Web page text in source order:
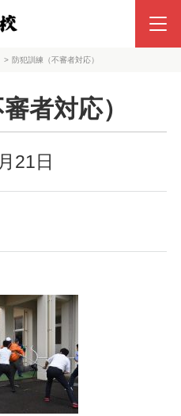
> 防犯訓練（不審者対応）
者対応）
21日